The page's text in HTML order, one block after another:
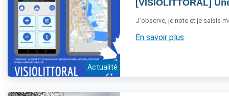
Actualité
[VISIOLITTORAL]
J'observe, je note et je saisis
En savoir plus